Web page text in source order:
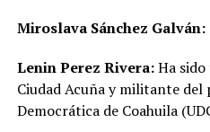
Miroslava Sánchez Galván:
Lenin Perez Rivera:Ha sido
Ciudad Acuña y militante del
Democrática de Coahuila